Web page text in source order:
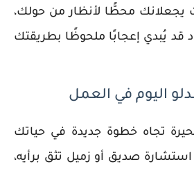
يجعلانك محطًّا لأنظار من حولك،
يُبدي إعجابًا ملحوظًا بطريقتك
اليوم في العمل
تجاه خطوة جديدة في حياتك
استشارة صديق أو زميل تثق برأيه،